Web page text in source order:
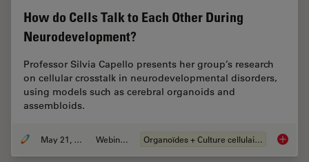
How do Cells Talk to Each Other During
Neurodevelopment?
Professor Silvia Capello presents her group’s research
on cellular crosstalk in neurodevelopmental disorders,
using models such as cerebral organoids and
assembloids.
May 21, 2024 Webinaire Organoïdes + Culture cellulaire en 3D How